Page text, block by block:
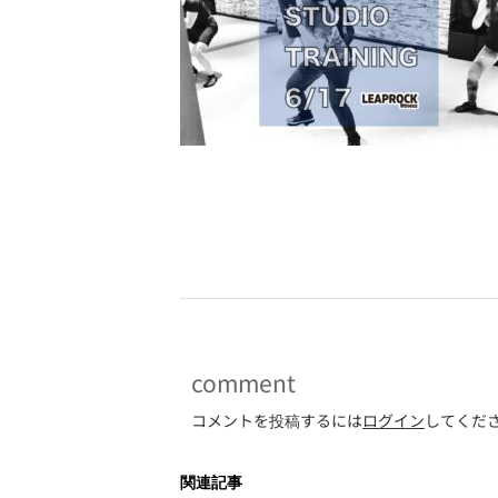
comment
コメントを投稿するにはログイン してくだ
関連記事